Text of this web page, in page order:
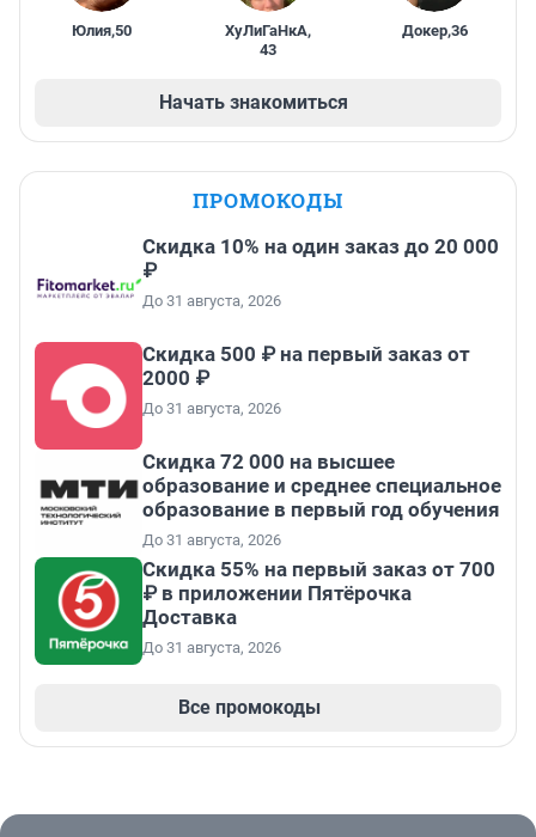
Юлия,50 ХуЛиГаНкА,
43
Докер,36
Начать знакомиться
ПРОМОКОДЫ
Скидка 10% на один заказ до 20 000
₽
До 31 августа, 2026
Скидка 500 ₽ на первый заказ от
2000 ₽
До 31 августа, 2026
Скидка 72 000 на высшее
образование и среднее специальное
образование в первый год обучения
До 31 августа, 2026
Скидка 55% на первый заказ от 700
₽ в приложении Пятёрочка
Доставка
До 31 августа, 2026
Все промокоды